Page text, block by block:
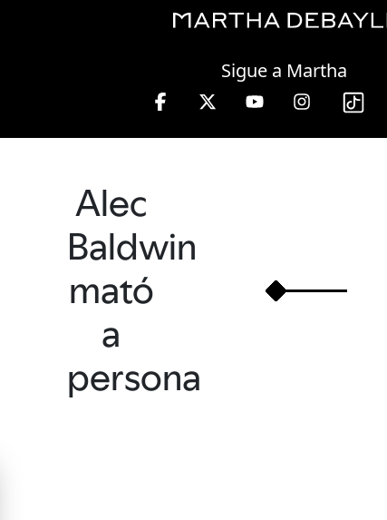
Sigue a Martha
a viernes de 10 a 13 hrs.
Alec
Baldwin
mató
a
persona